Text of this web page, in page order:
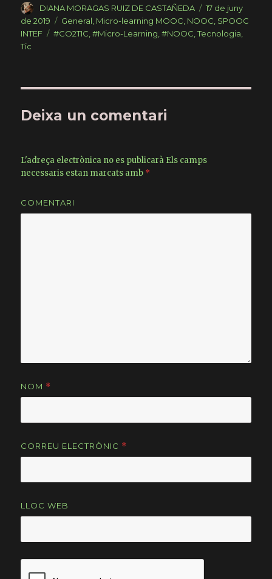
c
e
o
k
it
te
m
p
ix
Author
DIANA MORAGAS RUIZ DE CASTAÑEDA
Posted
on
17 de juny
de 2019
Categories
General Micro-learning MOOC, NOOC, SPOOC
INTEF
Tags
#CO2TIC ,#Micro-Learning ,#NOOC ,Tecnologia
Tic
Deixa un comentari
L'adreça electrònica no es publicarà Els camps
necessaris estan marcats amb *
COMENTARI
NOM *
CORREU ELECTRÒNIC *
LLOC WEB